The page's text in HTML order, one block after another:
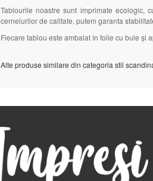
Tablourile noastre sunt imprimate ecologic,
cernelurilor de calitate, putem garanta
Fiecare tablou este ambalat în folie cu bule și
Alte produse similare din categoria stil